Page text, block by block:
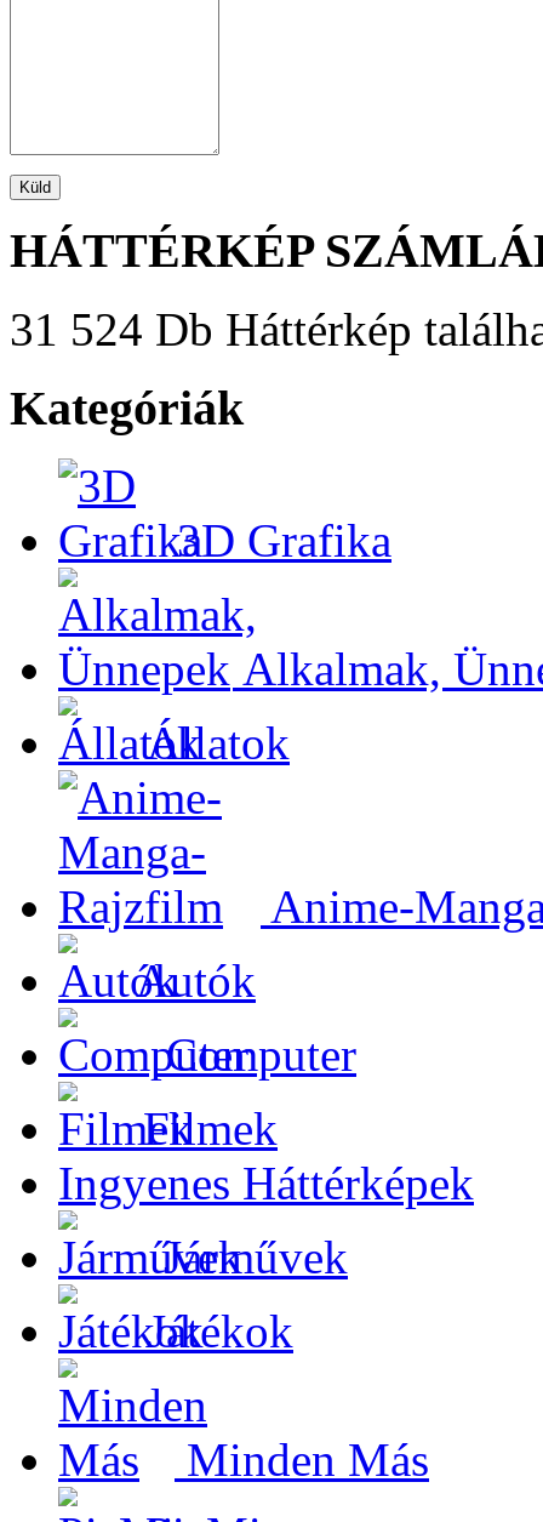
HÁTTÉRKÉP
31 524 Db Háttérkép
Kategóriák
3D Grafika
Alkalmak,
Állatok
Anime-
Autók
Computer
Filmek
Ingyenes Háttérképek
Járművek
Játékok
Minden Más